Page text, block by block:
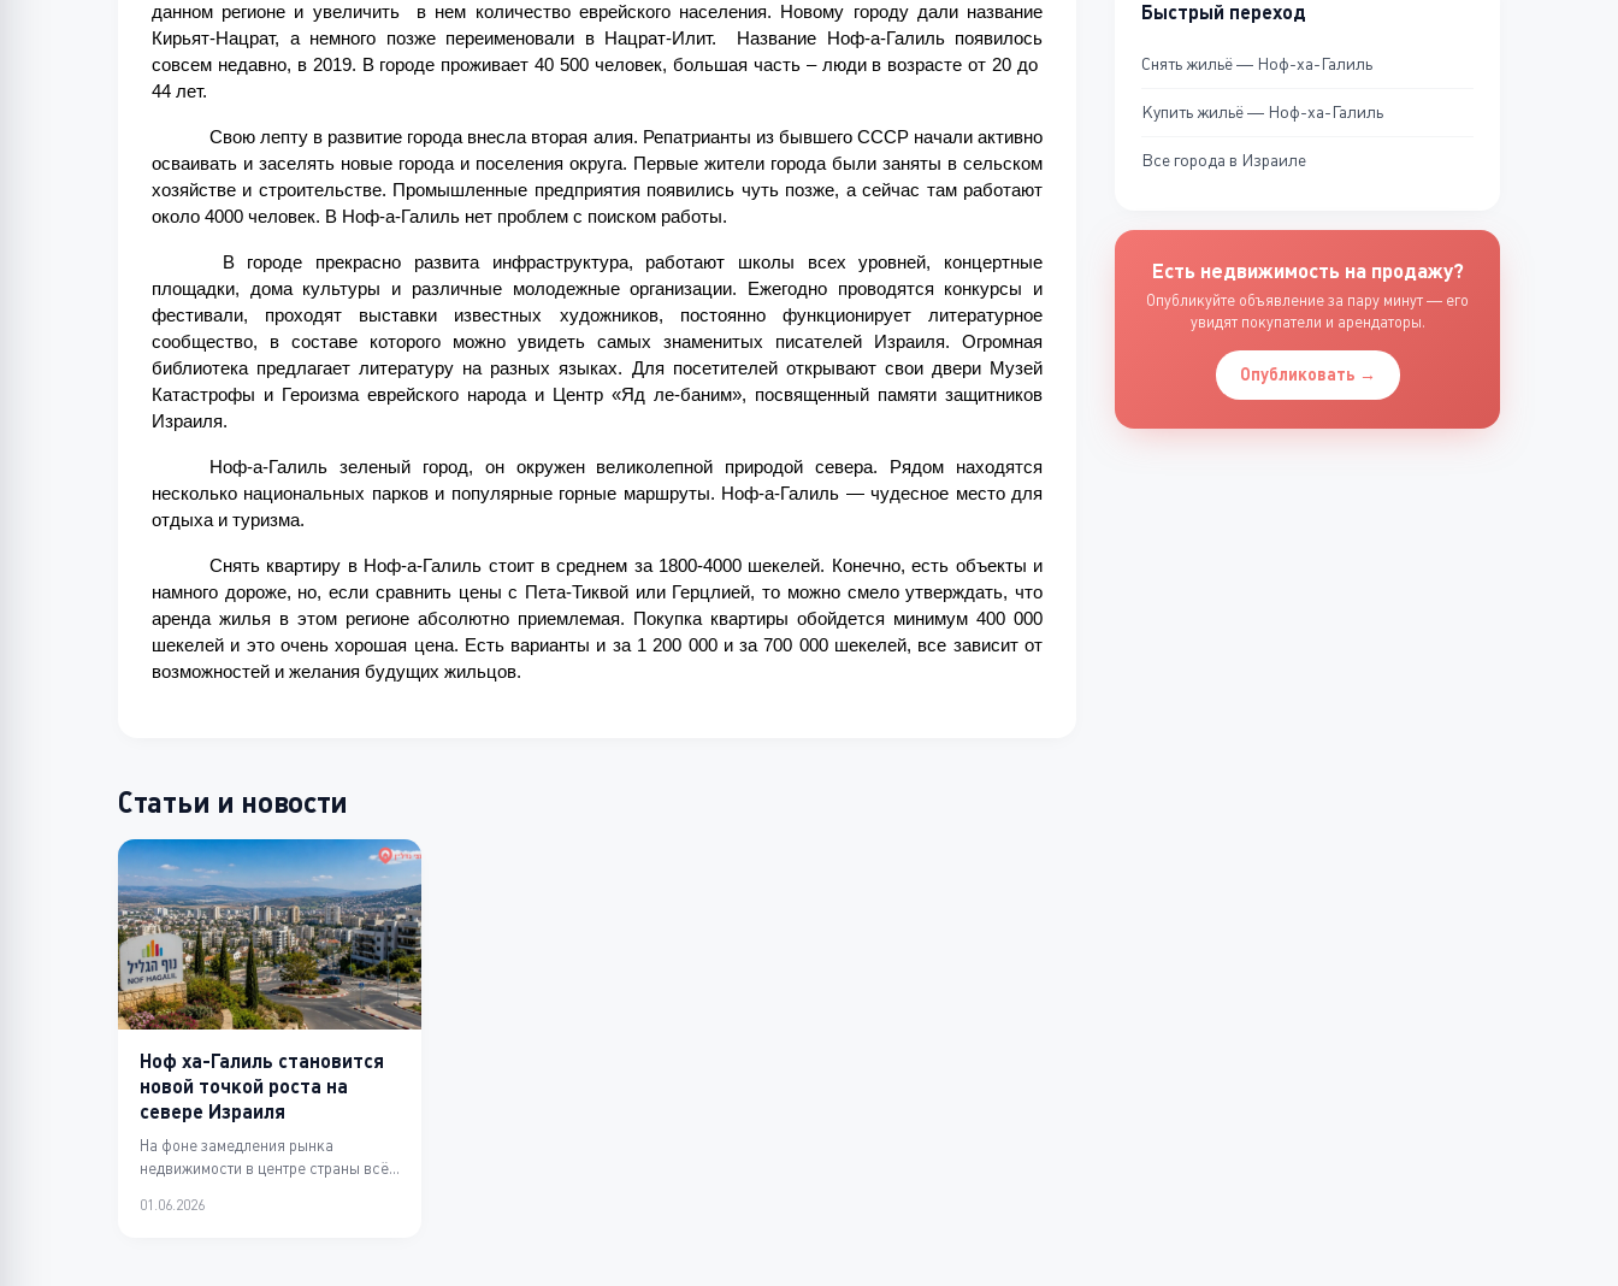
данном регионе и увеличить  в нем количество еврейского населения. Новому городу дали название
Кирьят-Нацрат, а немного позже переименовали в Нацрат-Илит.  Название Ноф-а-Галиль появилось
совсем недавно, в 2019. В городе проживает 40 500 человек, большая часть – люди в возрасте от 20 до
44 лет.
Свою лепту в развитие города внесла вторая алия. Репатрианты из бывшего СССР начали активно
осваивать и заселять новые города и поселения округа. Первые жители города были заняты в сельском
хозяйстве и строительстве. Промышленные предприятия появились чуть позже, а сейчас там работают
около 4000 человек. В Ноф-а-Галиль нет проблем с поиском работы.
В городе прекрасно развита инфраструктура, работают школы всех уровней, концертные
площадки, дома культуры и различные молодежные организации. Ежегодно проводятся конкурсы и
фестивали, проходят выставки известных художников, постоянно функционирует литературное
сообщество, в составе которого можно увидеть самых знаменитых писателей Израиля. Огромная
библиотека предлагает литературу на разных языках. Для посетителей открывают свои двери Музей
Катастрофы и Героизма еврейского народа и Центр «Яд ле-баним», посвященный памяти защитников
Израиля.
Ноф-а-Галиль зеленый город, он окружен великолепной природой севера. Рядом находятся
несколько национальных парков и популярные горные маршруты. Ноф-а-Галиль — чудесное место для
отдыха и туризма.
Снять квартиру в Ноф-а-Галиль стоит в среднем за 1800-4000 шекелей. Конечно, есть объекты и
намного дороже, но, если сравнить цены с Пета-Тиквой или Герцлией, то можно смело утверждать, что
аренда жилья в этом регионе абсолютно приемлемая. Покупка квартиры обойдется минимум 400 000
шекелей и это очень хорошая цена. Есть варианты и за 1 200 000 и за 700 000 шекелей, все зависит от
возможностей и желания будущих жильцов.
Статьи и новости
Ноф ха-Галиль становится
новой точкой роста на
севере Израиля
На фоне замедления рынка
недвижимости в центре страны всё
ха-Галиль. Город акти...
01.06.2026
Быстрый переход
Снять жильё — Ноф-ха-Галиль
Купить жильё — Ноф-ха-Галиль
Все города в Израиле
Есть недвижимость на продажу?
Опубликуйте объявление за пару минут — его
увидят покупатели и арендаторы.
Опубликовать →